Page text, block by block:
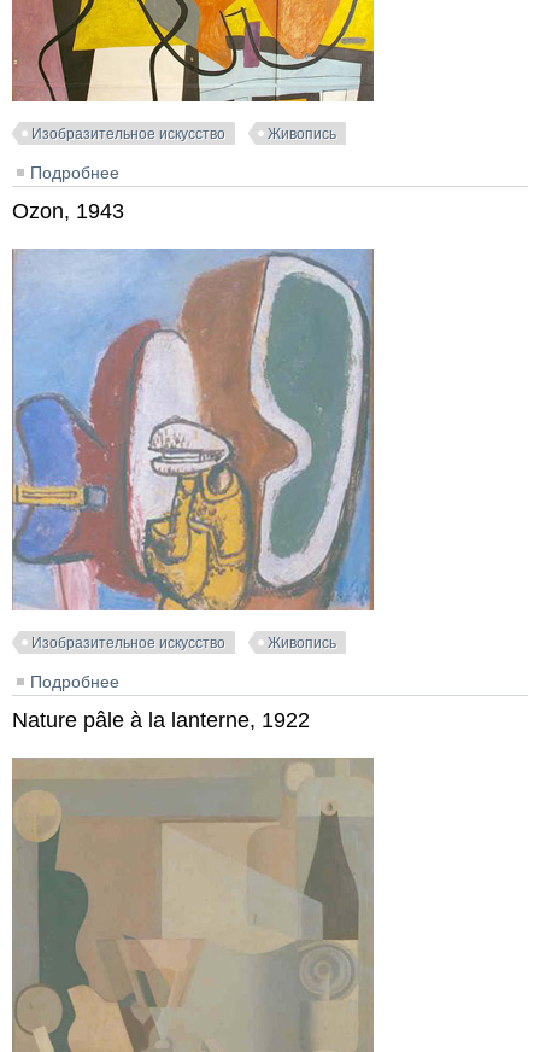
Изобразительное искусство Живопись
Подробнее
Ozon, 1943
Изобразительное искусство Живопись
Подробнее
Nature pâle à la lanterne, 1922